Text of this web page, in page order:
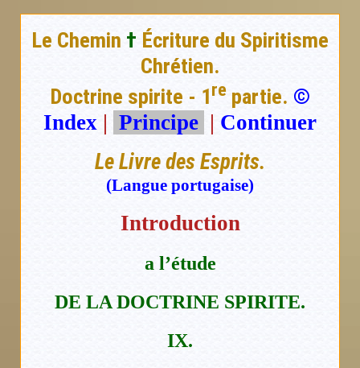
Le Chemin † Écriture du Spiritisme
Chrétien.
Doctrine spirite - 1re partie. ©
Index | Principe | Continuer
Le Livre des Esprits.
(Langue portugaise)
Introduction
a l’étude
DE LA DOCTRINE SPIRITE.
IX.